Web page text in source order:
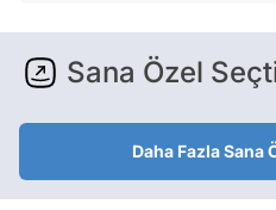
Sana Özel
Daha Fazla Sana